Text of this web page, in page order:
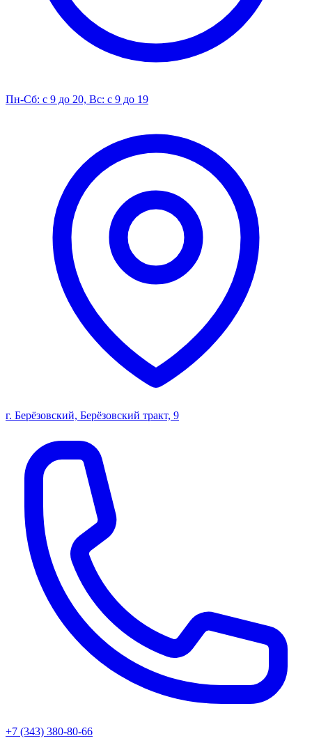
Пн-Сб: с 9 до 20, Вс: с 9 до 19
г. Берёзовский, Берёзовский тракт, 9
+7 (343) 380-80-66